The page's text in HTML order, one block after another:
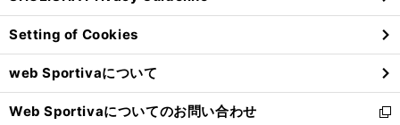
ン
ド
ウ
で
開
く
Setting of Cookies
web Sportivaについて
Web Sportivaについてのお問い合わせ
新